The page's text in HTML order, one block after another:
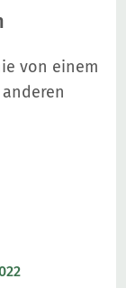
von einem